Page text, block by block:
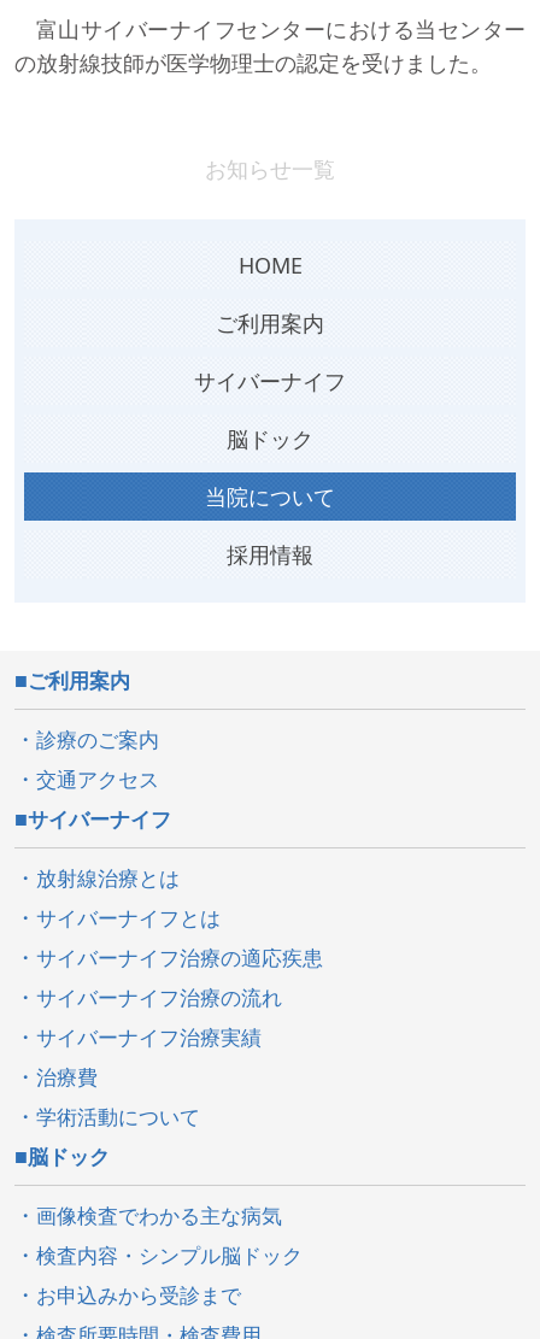
HOME
ご利用案内
サイバーナイフ
脳ドック
当院について
採用情報
富山サイバーナイフセンターにおける当センター
の放射線技師が医学物理士の認定を受けました。
お知らせ一覧
ご利用案内
診療のご案内
交通アクセス
サイバーナイフ
放射線治療とは
サイバーナイフとは
サイバーナイフ治療の適応疾患
サイバーナイフ治療の流れ
サイバーナイフ治療実績
治療費
学術活動について
脳ドック
画像検査でわかる主な病気
検査内容・シンプル脳ドック
お申込みから受診まで